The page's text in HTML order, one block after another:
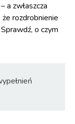
a zwłaszcza
rozdrobnienie
o czym